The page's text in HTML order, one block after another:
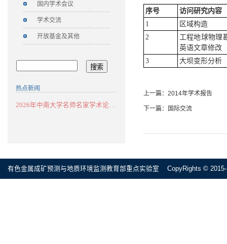
国内学术会议
学术交流
开放基金及其他
热点新闻
序号
访问研究内容
1
区域构造
2
工程地球物理
英语文章修改
3
大坝变形分析
上一篇： 2014年学术报告
下一篇： 国际交流
有色金属成矿预测与地质环境监测教育部重点实验室 CopyRights ©